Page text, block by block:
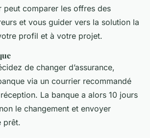
peut comparer les offres des
et vous guider vers la solution la
profil et à votre projet.
de changer d’assurance,
via un courrier recommandé
La banque a alors 10 jours
le changement et envoyer
prêt.